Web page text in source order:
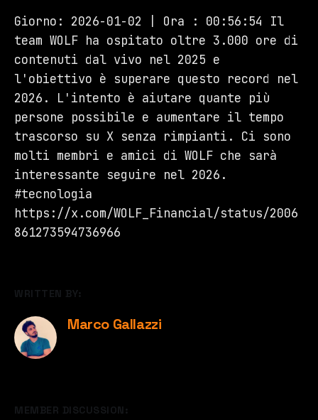
Giorno: 2026-01-02 | Ora : 00:56:54 Il
team WOLF ha ospitato oltre 3.000 ore di
contenuti dal vivo nel 2025 e
l'obiettivo è superare questo record nel
2026. L'intento è aiutare quante più
persone possibile e aumentare il tempo
trascorso su X senza rimpianti. Ci sono
molti membri e amici di WOLF che sarà
interessante seguire nel 2026.
#tecnologia
https://x.com/WOLF_Financial/status/2006
861273594736966
WRITTEN BY:
Marco Gallazzi
MEMBER DISCUSSION: